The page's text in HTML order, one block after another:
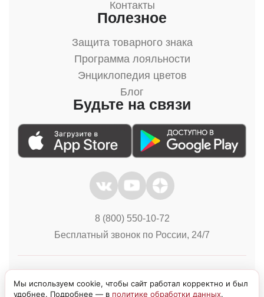
Контакты
Полезное
Защита товарного знака
Программа лояльности
Энциклопедия цветов
Блог
Будьте на связи
8 (800) 550-10-72
Бесплатный звонок по России, 24/7
Мы используем cookie, чтобы сайт работал корректно и был
удобнее. Подробнее — в политике обработки данных.